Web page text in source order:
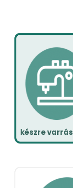
készre varrás